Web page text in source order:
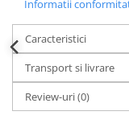
Informatii
Caracteristici
Transport si livrare
Review-uri(0)